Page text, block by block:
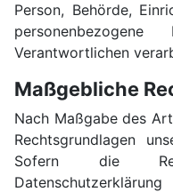
Person, Behörde,
Verantwortlichen
Maßgebliche
Nach Maßgabe des
Rechtsgrundlagen
Sofern die